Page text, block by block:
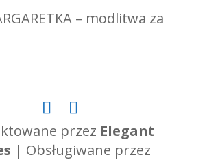
– modlitwa za
przez Elegant
| Obsługiwane przez